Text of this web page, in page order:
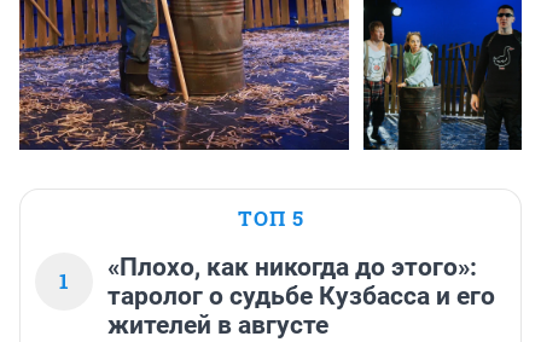
ТОП 5
1
«Плохо, как никогда до этого»:
таролог о судьбе Кузбасса и его
жителей в августе